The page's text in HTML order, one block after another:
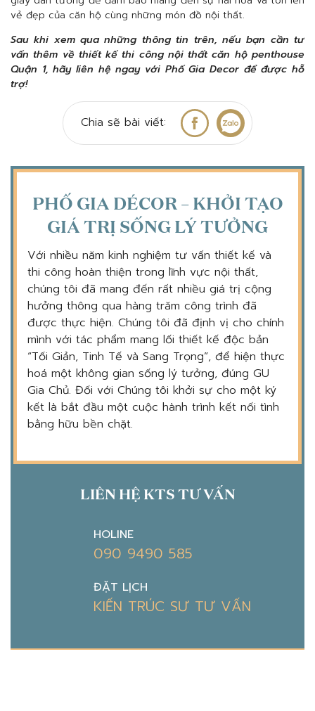
vẻ đẹp của căn hộ cùng những món đồ nội thất.
Sau khi xem qua những thông tin trên, nếu bạn cần tư
vấn thêm về thiết kế thi công nội thất căn hộ penthouse
Quận 1, hãy liên hệ ngay với Phố Gia Decor để được hỗ
trợ!
Chia sẽ bài viết:
PHỐ GIA DÉCOR – KHỞI TẠO
GIÁ TRỊ SỐNG LÝ TƯỞNG
Với nhiều năm kinh nghiệm tư vấn thiết kế và
thi công hoàn thiện trong lĩnh vực nội thất,
chúng tôi đã mang đến rất nhiều giá trị cộng
hưởng thông qua hàng trăm công trình đã
được thực hiện. Chúng tôi đã định vị cho chính
mình với tác phẩm mang lối thiết kế độc bản
“Tối Giản, Tinh Tế và Sang Trọng”, để hiện thực
hoá một không gian sống lý tưởng, đúng GU
Gia Chủ. Đối với Chúng tôi khởi sự cho một ký
kết là bắt đầu một cuộc hành trình kết nối tình
bằng hữu bền chặt.
LIÊN HỆ KTS TƯ VẤN
HOLINE
090 9490 585
ĐẶT LỊCH
KIẾN TRÚC SƯ TƯ VẤN